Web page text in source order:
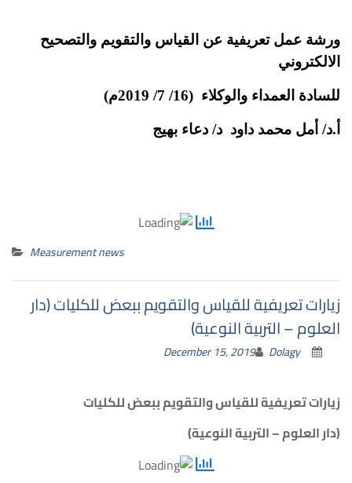
ورشة عمل تعريفية عن القياس والتقويم والتصحيح
الالكتروني
للسادة العمداء والوكلاء (16/ 7/ 2019م)
أ.د/ أمل محمد داود د/ دعاء بهيج
Measurement news
زيارات تعريفية للقياس والتقويم ببعض للكليات (دار
العلوم – التربية النوعية)
December 15, 2019 Dolagy
زيارات تعريفية للقياس والتقويم ببعض للكليات
(دار العلوم – التربية النوعية)